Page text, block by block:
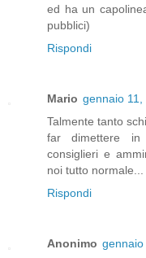
ed ha un
pubblici)
Rispondi
Mario gennaio
Talmente tanto
far dimettere in
consiglieri e
noi tutto normale...
Rispondi
Anonimo gennaio